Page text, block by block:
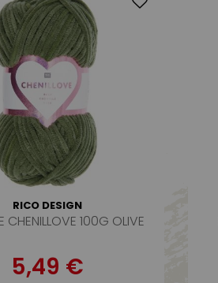
RICO DESIGN
CHENILLOVE 100G OLIVE
5,49 €